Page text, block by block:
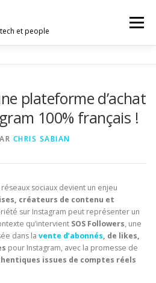
et people
Menu
INFLUENCEURS
plateforme d’achat
100% français !
CHRIS SABIAN
sociaux devient un enjeu
créateurs de contenu et
sur Instagram peut représenter un
qu’intervient SOS Followers, une
dans la vente d’abonnés, de likes,
pour Instagram, avec la promesse de
issues de comptes réels